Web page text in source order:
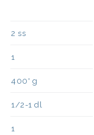
2 ss
1
400' g
1/2-1 dl
1